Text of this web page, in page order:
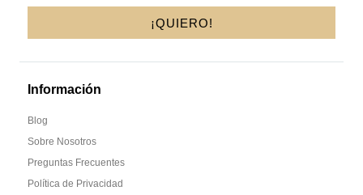
¡QUIERO!
Información
Blog
Sobre Nosotros
Preguntas Frecuentes
Política de Privacidad